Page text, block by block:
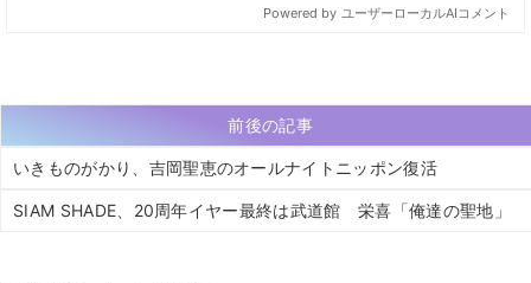
前後の記事
いきものがかり、吉岡聖恵のオールナイトニッポン復活
SIAM SHADE、20周年イヤー最終は武道館 栄喜「俺達の聖地」